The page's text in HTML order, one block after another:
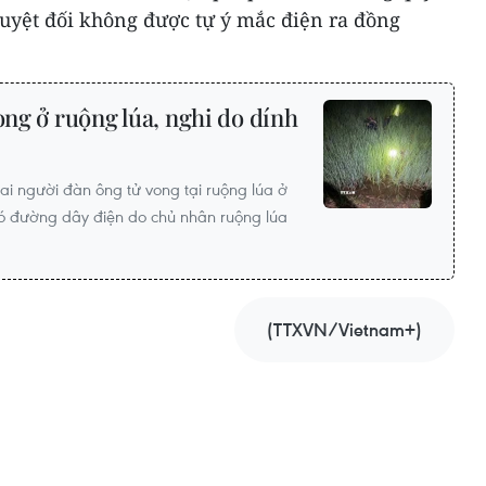
đối không được tự ý mắc điện ra đồng
ở ruộng lúa, nghi do dính
người đàn ông tử vong tại ruộng lúa ở
đường dây điện do chủ nhân ruộng lúa
(TTXVN/Vietnam+)